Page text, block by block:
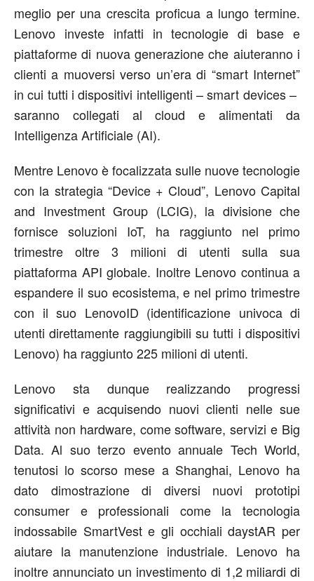
meglio per una crescita proficua a lungo termine.
Lenovo investe infatti in tecnologie di base e
piattaforme di nuova generazione che aiuteranno i
clienti a muoversi verso un’era di “smart Internet”
in cui tutti i dispositivi intelligenti – smart devices –
saranno collegati al cloud e alimentati da
Intelligenza Artificiale (AI).
Mentre Lenovo è focalizzata sulle nuove tecnologie
con la strategia “Device + Cloud”, Lenovo Capital
and Investment Group (LCIG), la divisione che
fornisce soluzioni IoT, ha raggiunto nel primo
trimestre oltre 3 milioni di utenti sulla sua
piattaforma API globale. Inoltre Lenovo continua a
espandere il suo ecosistema, e nel primo trimestre
con il suo LenovoID (identificazione univoca di
utenti direttamente raggiungibili su tutti i dispositivi
Lenovo) ha raggiunto 225 milioni di utenti.
Lenovo sta dunque realizzando progressi
significativi e acquisendo nuovi clienti nelle sue
attività non hardware, come software, servizi e Big
Data. Al suo terzo evento annuale Tech World,
tenutosi lo scorso mese a Shanghai, Lenovo ha
dato dimostrazione di diversi nuovi prototipi
consumer e professionali come la tecnologia
indossabile SmartVest e gli occhiali daystAR per
aiutare la manutenzione industriale. Lenovo ha
inoltre annunciato un investimento di 1,2 miliardi di